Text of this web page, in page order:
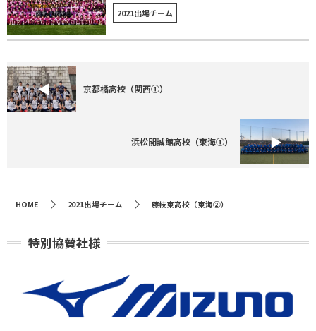
2021出場チーム
京都橘高校（関西①）
浜松開誠館高校（東海①）
HOME 2021出場チーム 藤枝東高校（東海②）
特別協賛社様